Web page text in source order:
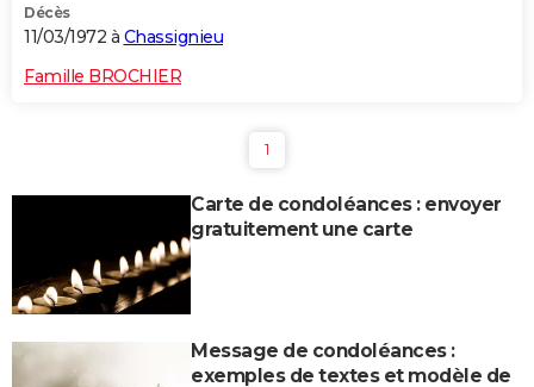
Décès
11/03/1972 à Chassignieu
Famille BROCHIER
1
Carte de condoléances : envoyer
gratuitement une carte
Message de condoléances :
exemples de textes et modèle de